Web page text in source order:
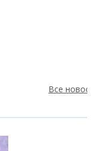
Все новости